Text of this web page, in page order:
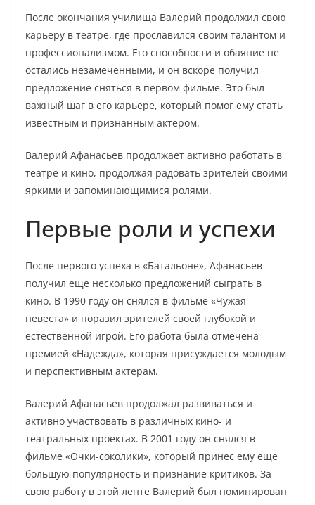
После окончания училища Валерий продолжил свою
карьеру в театре, где прославился своим талантом и
профессионализмом. Его способности и обаяние не
остались незамеченными, и он вскоре получил
предложение сняться в первом фильме. Это был
важный шаг в его карьере, который помог ему стать
известным и признанным актером.
Валерий Афанасьев продолжает активно работать в
театре и кино, продолжая радовать зрителей своими
яркими и запоминающимися ролями.
Первые роли и успехи
После первого успеха в «Батальоне», Афанасьев
получил еще несколько предложений сыграть в
кино. В 1990 году он снялся в фильме «Чужая
невеста» и поразил зрителей своей глубокой и
естественной игрой. Его работа была отмечена
премией «Надежда», которая присуждается молодым
и перспективным актерам.
Валерий Афанасьев продолжал развиваться и
активно участвовать в различных кино- и
театральных проектах. В 2001 году он снялся в
фильме «Очки-соколики», который принес ему еще
большую популярность и признание критиков. За
свою работу в этой ленте Валерий был номинирован